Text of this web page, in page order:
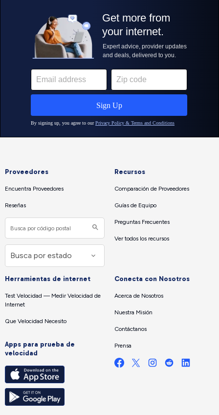
Proveedores
Encuentra Proveedores
Reseñas
Recursos
Comparación de Proveedores
Guías de Equipo
Preguntas Frecuentes
Ver todos los recursos
Herramientas de internet
Test Velocidad — Medir Velocidad de
Internet
Que Velocidad Necesito
Apps para prueba de
velocidad
Conecta con Nosotros
Acerca de Nosotros
Nuestra Misión
Contáctanos
Prensa